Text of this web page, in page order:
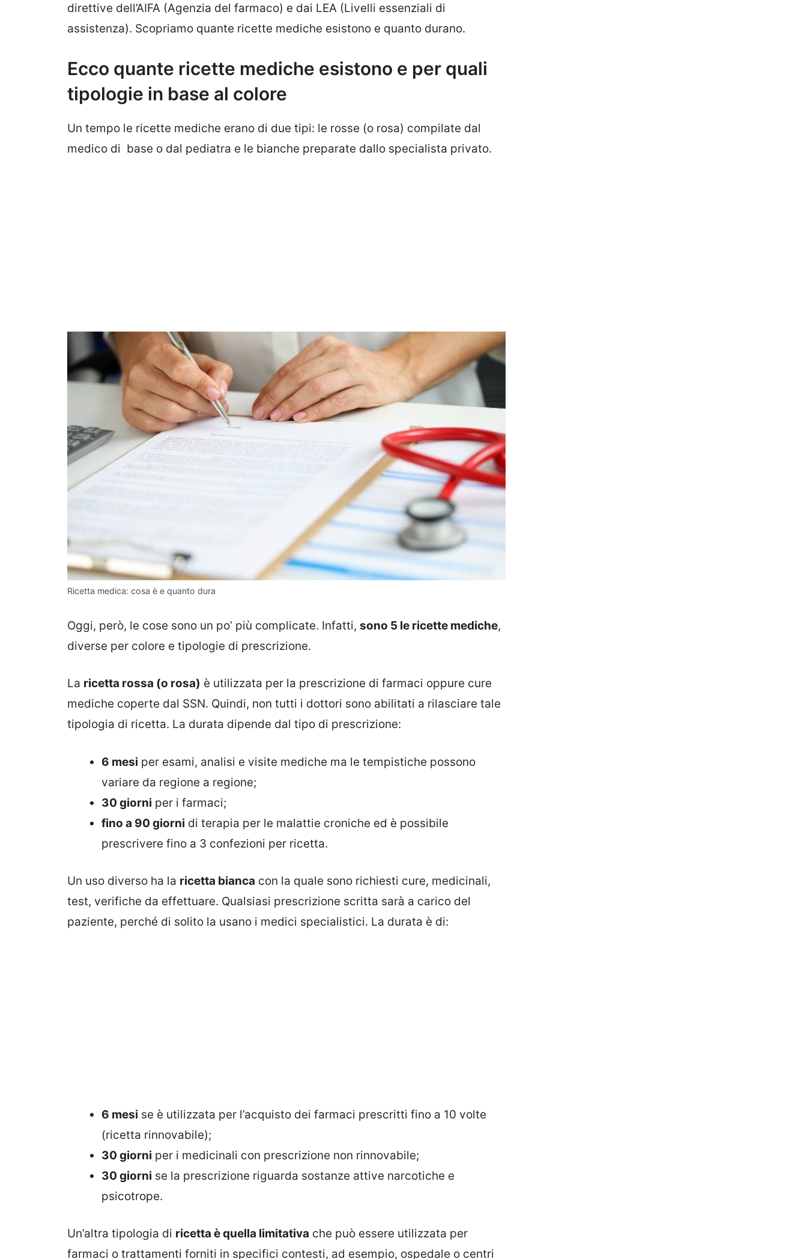
direttive dell’AIFA (Agenzia del farmaco) e dai LEA (Livelli essenziali di
assistenza). Scopriamo quante ricette mediche esistono e quanto durano.
Ecco quante ricette mediche esistono e per quali
tipologie in base al colore
Un tempo le ricette mediche erano di due tipi: le rosse (o rosa) compilate dal
medico di base o dal pediatra e le bianche preparate dallo specialista privato.
Ricetta medica: cosa è e quanto dura
Oggi, però, le cose sono un po’ più complicate. Infatti, sono 5 le ricette mediche,
diverse per colore e tipologie di prescrizione.
La ricetta rossa (o rosa) è utilizzata per la prescrizione di farmaci oppure cure
mediche coperte dal SSN. Quindi, non tutti i dottori sono abilitati a rilasciare tale
tipologia di ricetta. La durata dipende dal tipo di prescrizione:
6 mesi per esami, analisi e visite mediche ma le tempistiche possono
variare da regione a regione;
30 giorni per i farmaci;
fino a 90 giorni di terapia per le malattie croniche ed è possibile
prescrivere fino a 3 confezioni per ricetta.
Un uso diverso ha la ricetta bianca con la quale sono richiesti cure, medicinali,
test, verifiche da effettuare. Qualsiasi prescrizione scritta sarà a carico del
paziente, perché di solito la usano i medici specialistici. La durata è di:
6 mesi se è utilizzata per l’acquisto dei farmaci prescritti fino a 10 volte
(ricetta rinnovabile);
30 giorni per i medicinali con prescrizione non rinnovabile;
30 giorni se la prescrizione riguarda sostanze attive narcotiche e
psicotrope.
Un’altra tipologia di ricetta è quella limitativa che può essere utilizzata per
farmaci o trattamenti forniti in specifici contesti, ad esempio, ospedale o centri